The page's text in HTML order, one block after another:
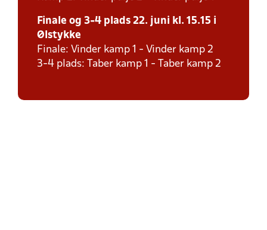
Finale og 3-4 plads 22. juni kl. 15.15 i
Ølstykke
Finale: Vinder kamp 1 - Vinder kamp 2
3-4 plads: Taber kamp 1 - Taber kamp 2